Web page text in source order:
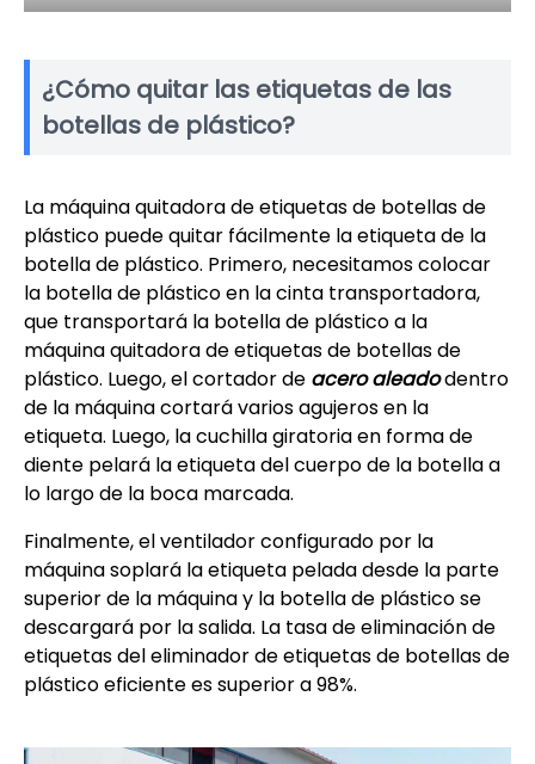
¿Cómo quitar las etiquetas de las
botellas de plástico?
La máquina quitadora de etiquetas de botellas de
plástico puede quitar fácilmente la etiqueta de la
botella de plástico. Primero, necesitamos colocar
la botella de plástico en la cinta transportadora,
que transportará la botella de plástico a la
máquina quitadora de etiquetas de botellas de
plástico. Luego, el cortador de acero aleadodentro
de la máquina cortará varios agujeros en la
etiqueta. Luego, la cuchilla giratoria en forma de
diente pelará la etiqueta del cuerpo de la botella a
lo largo de la boca marcada.
Finalmente, el ventilador configurado por la
máquina soplará la etiqueta pelada desde la parte
superior de la máquina y la botella de plástico se
descargará por la salida. La tasa de eliminación de
etiquetas del eliminador de etiquetas de botellas de
plástico eficiente es superior a 98%.